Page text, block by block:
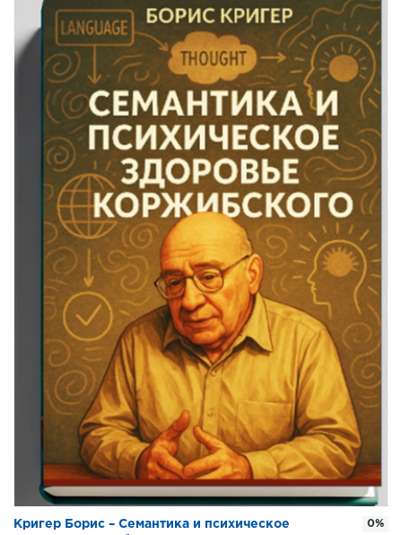
Кригер Борис – Семантика и психическое
0%